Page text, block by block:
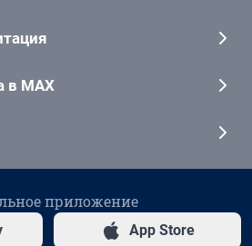
в MAX
приложение
App Store